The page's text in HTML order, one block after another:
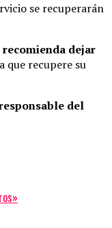
se recuperarán
dejar
que recupere su
del